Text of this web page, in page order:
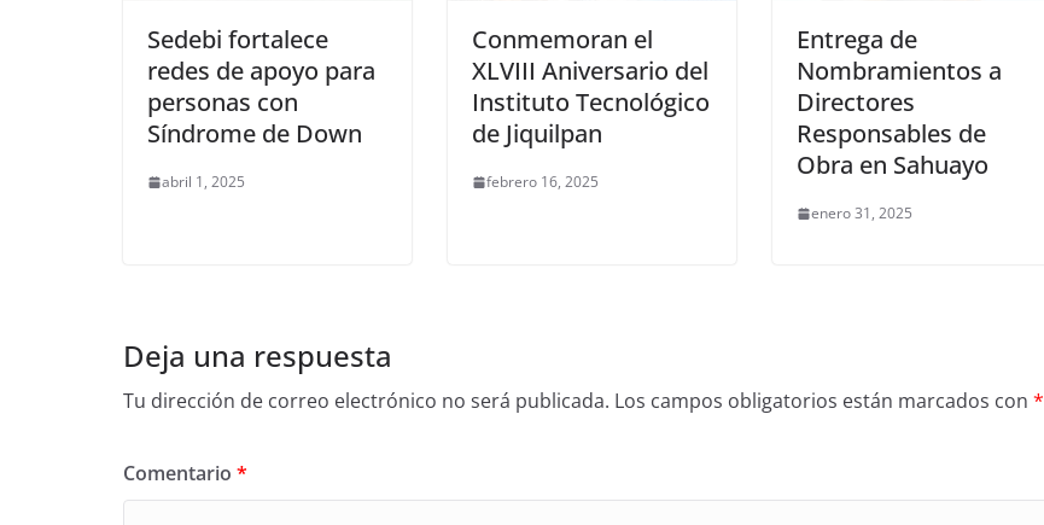
Sedebi fortalece
redes de apoyo para
personas con
Síndrome de Down
abril 1, 2025
Conmemoran el
XLVIII Aniversario del
Instituto Tecnológico
de Jiquilpan
febrero 16, 2025
Entrega de
Nombramientos a
Directores
Responsables de
Obra en Sahuayo
enero 31, 2025
Deja una respuesta
Tu dirección de correo electrónico no será publicada. Los campos obligatorios están marcados con *
Comentario *